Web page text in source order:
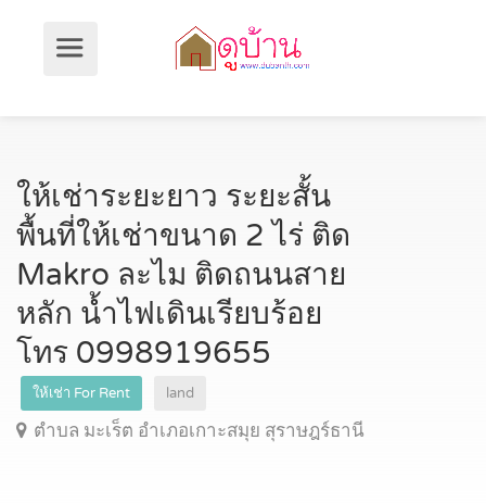
ให้เช่าระยะยาว ระยะสั้น
พื้นที่ให้เช่าขนาด 2 ไร่ ติด
Makro ละไม ติดถนนสาย
หลัก น้ำไฟเดินเรียบร้อย
โทร 0998919655
ให้เช่า For Rent land
ตำบล มะเร็ต อำเภอเกาะสมุย สุราษฎร์ธานี